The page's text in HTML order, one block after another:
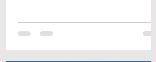
tutarı kullanıcının banka hesabına
aktarır. Böylece acil nakite sıkışan ya
kullanıcılar için hızlı bir çözüm üretilmiş